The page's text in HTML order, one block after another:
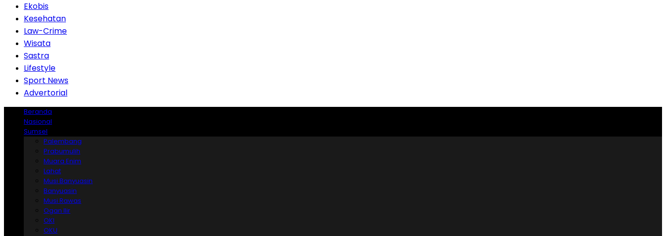
Ekobis
Kesehatan
Law-Crime
Wisata
Sastra
Lifestyle
Sport News
Advertorial
Beranda
Nasional
Sumsel
Palembang
Prabumulih
Muara Enim
Lahat
Musi Banyuasin
Banyuasin
Musi Rawas
Ogan Ilir
OKI
OKU